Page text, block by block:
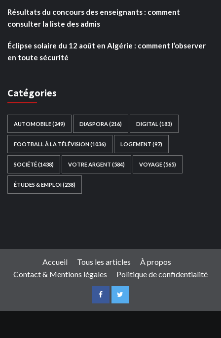
Résultats du concours des enseignants : comment
consulter la liste des admis
Éclipse solaire du 12 août en Algérie : comment l’observer
en toute sécurité
Catégories
AUTOMOBILE(249) DIASPORA (216) DIGITAL (183)
FOOTBALL À LA TÉLÉVISION(1036) LOGEMENT (97)
SOCIÉTÉ(1438) VOTRE ARGENT (584) VOYAGE(565)
ÉTUDES & EMPLOI(238)
Accueil Tous les articles
À propos
Contact & Mentions légales
Politique de confidentialité